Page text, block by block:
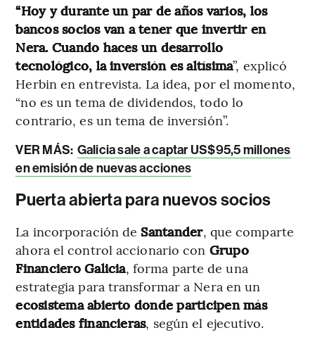
“Hoy y durante un par de años varios, los
bancos socios van a tener que invertir en
Nera. Cuando haces un desarrollo
tecnológico, la inversión es altísima”, explicó
Herbin en entrevista. La idea, por el momento,
“no es un tema de dividendos, todo lo
contrario, es un tema de inversión”.
VER MÁS: Galicia sale a captar US$95,5 millones
en emisión de nuevas acciones
Puerta abierta para nuevos socios
La incorporación de Santander, que comparte
ahora el control accionario con Grupo
Financiero Galicia, forma parte de una
estrategia para transformar a Nera en un
ecosistema abierto donde participen más
entidades financieras, según el ejecutivo.